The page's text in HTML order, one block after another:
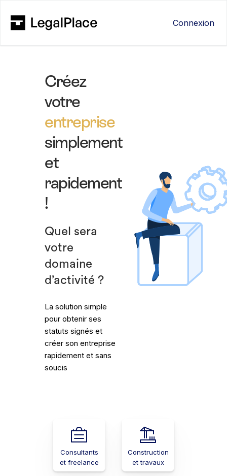
Connexion
Créez
votre
entreprise
simplement
et
rapidement
!
Quel sera
votre
domaine
d’activité ?
La solution simple
pour obtenir ses
statuts signés et
créer son entreprise
rapidement et sans
soucis
Consultants
et freelance
Construction
et travaux